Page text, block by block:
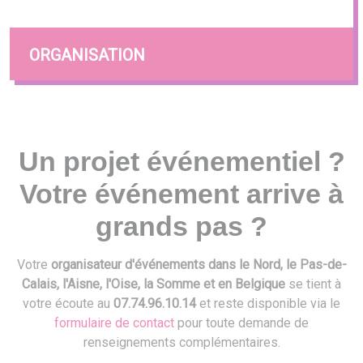
ORGANISATION
Un projet événementiel ?
Votre événement arrive à
grands pas ?
Votre organisateur d'événements dans le Nord, le Pas-de-
Calais, l'Aisne, l'Oise, la Somme et en Belgique se tient à
votre écoute au 07.74.96.10.14et reste disponible via le
formulaire de contact pour toute demande de
renseignements complémentaires.